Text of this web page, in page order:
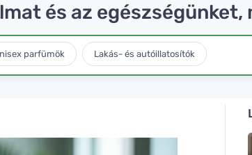
és az
parfümök Lakás- és autóillatosítók